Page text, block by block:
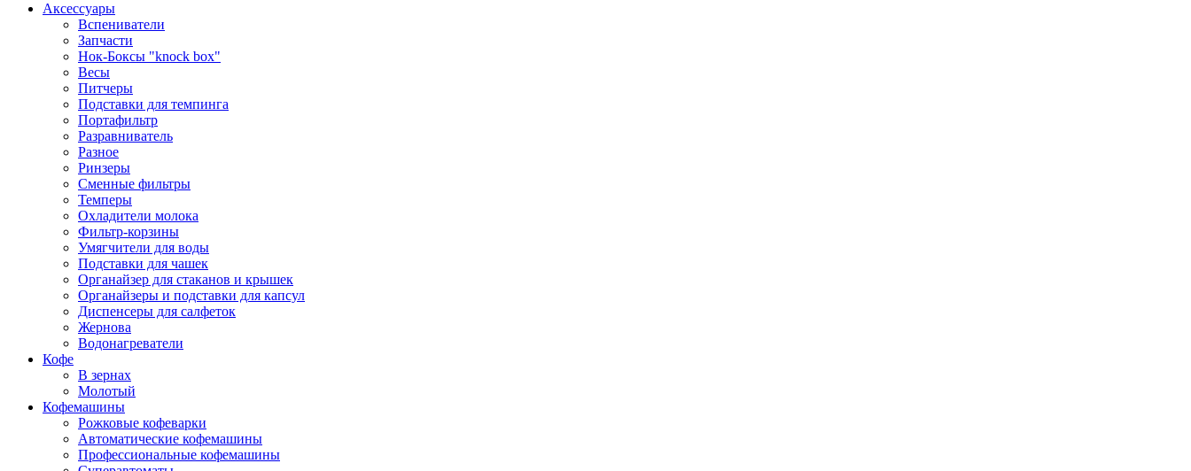
Аксессуары
Вспениватели
Запчасти
Нок-Боксы "knock box"
Весы
Питчеры
Подставки для темпинга
Портафильтр
Разравниватель
Разное
Ринзеры
Сменные фильтры
Темперы
Охладители молока
Фильтр-корзины
Умягчители для воды
Подставки для чашек
Органайзер для стаканов и крышек
Органайзеры и подставки для капсул
Диспенсеры для салфеток
Жернова
Водонагреватели
Кофе
В зернах
Молотый
Кофемашины
Рожковые кофеварки
Автоматические кофемашины
Профессиональные кофемашины